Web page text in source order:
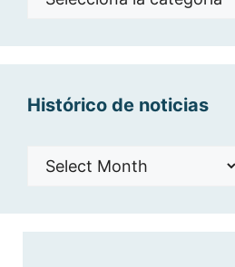
Histórico de noticias
Histórico